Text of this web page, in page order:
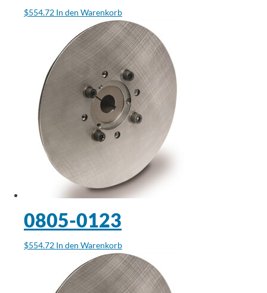
$554.72 In den Warenkorb
0805-0123
$554.72 In den Warenkorb